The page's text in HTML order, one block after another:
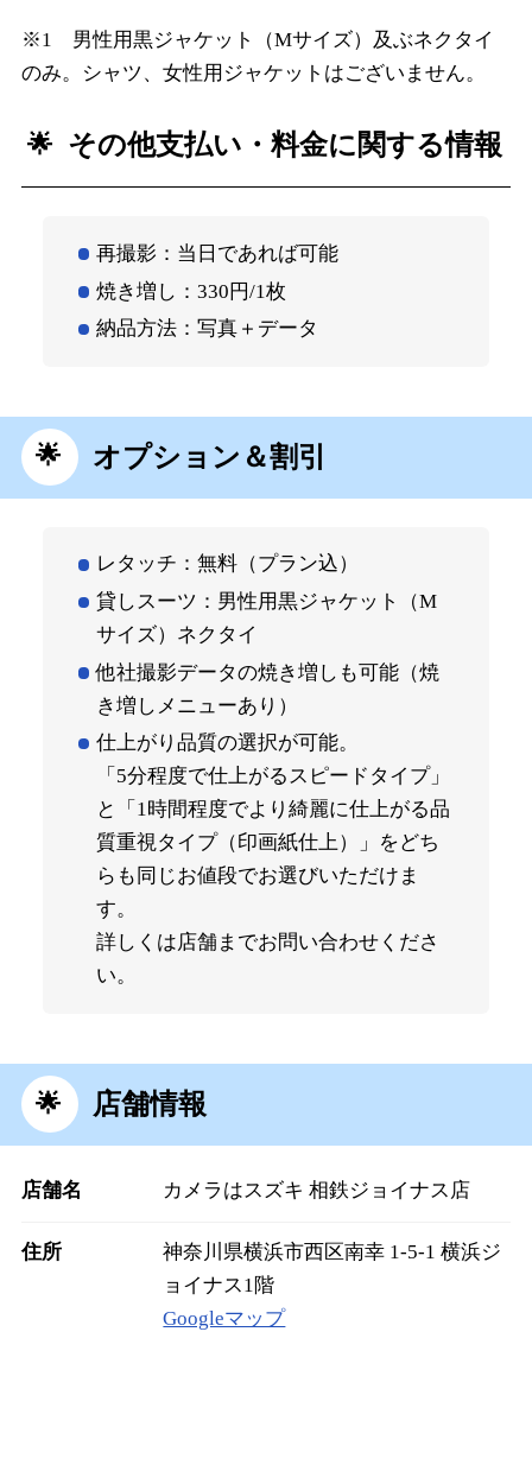
※1 男性用黒ジャケット（Mサイズ）及ぶネクタイ
のみ。シャツ、女性用ジャケットはございません。
その他支払い・料金に関する情報
再撮影：当日であれば可能
焼き増し：330円/1枚
納品方法：写真＋データ
オプション＆割引
レタッチ：無料（プラン込）
貸しスーツ：男性用黒ジャケット（M
サイズ）ネクタイ
他社撮影データの焼き増しも可能（焼
き増しメニューあり）
仕上がり品質の選択が可能。
「5分程度で仕上がるスピードタイプ」
と「1時間程度でより綺麗に仕上がる品
質重視タイプ（印画紙仕上）」をどち
らも同じお値段でお選びいただけま
す。
詳しくは店舗までお問い合わせくださ
い。
店舗情報
店舗名 カメラはスズキ 相鉄ジョイナス店
住所
神奈川県横浜市西区南幸 1-5-1 横浜ジ
ョイナス1階
Googleマップ